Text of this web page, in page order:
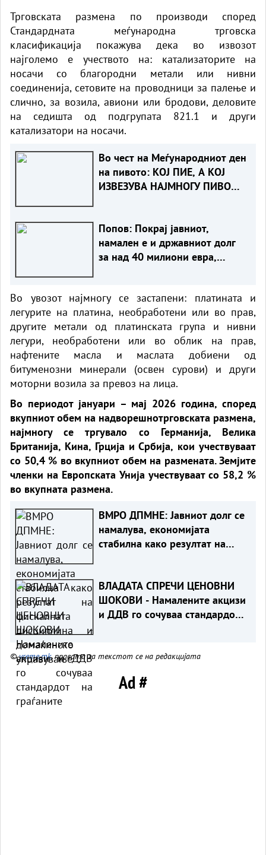
Трговската размена по производи според
Стандардната меѓународна трговска
класификација покажува дека во извозот
најголемо е учеството на: катализаторите на
носачи со благородни метали или нивни
соединенија, сетовите на проводници за палење и
слично, за возила, авиони или бродови, деловите
на седишта од подгрупата 821.1 и други
катализатори на носачи.
Во чест на Меѓународниот ден
на пивото: КОЈ ПИЕ, А КОЈ
ИЗВЕЗУВА НАЈМНОГУ ПИВО
Попов: Покрај јавниот,
намален е и државниот долг
за над 40 милиони евра,
Во увозот најмногу се застапени: платината и
легурите на платина, необработени или во прав,
другите метали од платинската група и нивни
легури, необработени или во облик на прав,
нафтените масла и маслата добиени од
битуменозни минерали (освен сурови) и други
моторни возила за превоз на лица.
Во периодот јануари – мај 2026 година, според
вкупниот обем на надворешнотрговската размена,
најмногу се тргувало со Германија, Велика
Британија, Кина, Грција и Србија, кои учествуваат
со 50,4 % во вкупниот обем на размената. Земјите
членки на Европската Унија учествуваат со 58,2 %
во вкупната размена.
ВМРО ДПМНЕ: Јавниот долг се
намалува, економијата
стабилна како резултат на
ВЛАДАТА СПРЕЧИ ЦЕНОВНИ
ШОКОВИ - Намалените акцизи
и ДДВ го сочуваа стандардот
©vreme.mk, правата за текстот се на редакцијата
Ad #